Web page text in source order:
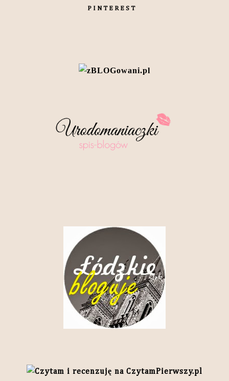
PINTEREST